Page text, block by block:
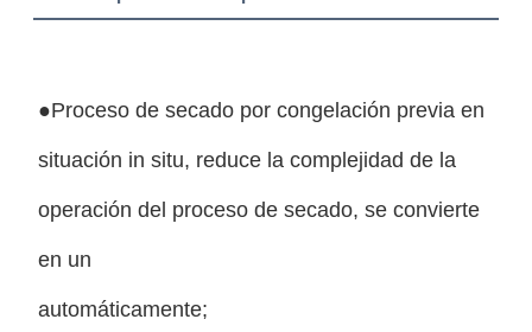
●Proceso de secado por congelación previa en
situación in situ, reduce la complejidad de la
operación del proceso de secado, se convierte
en un
automáticamente;